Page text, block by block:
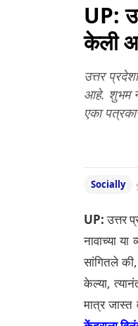
UP:
केली
उत्तर
आहे. शुभम
एका
Socially
UP:उत्तर
नावाच्या
सांगितले
केल्या,
मात्र